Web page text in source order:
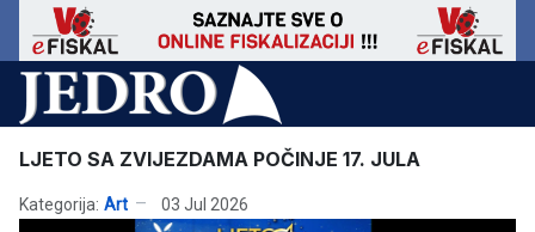
LJETO SA ZVIJEZDAMA POČINJE 17. JULA
Kategorija: Art 03 Jul 2026